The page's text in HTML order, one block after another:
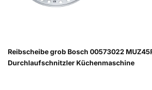
Reibscheibe grob Bosch 00573022
Durchlaufschnitzler Küchenmaschine